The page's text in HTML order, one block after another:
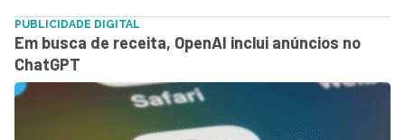
PUBLICIDADE DIGITAL
Em busca de receita, OpenAI inclui anúncios no
ChatGPT